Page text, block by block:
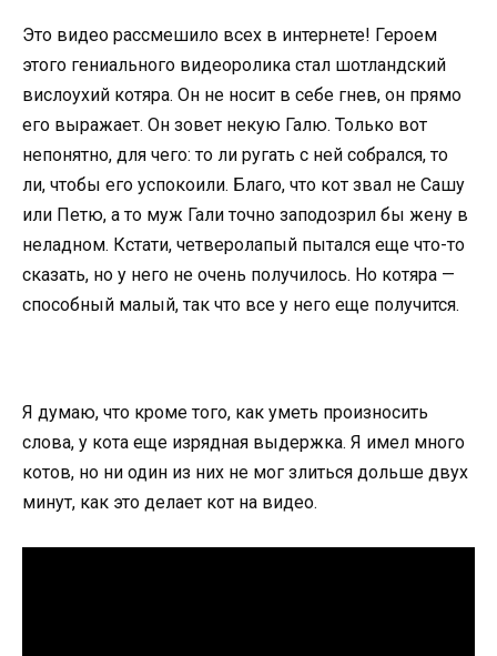
Это видео рассмешило всех в интернете! Героем
этого гениального видеоролика стал шотландский
вислоухий котяра. Он не носит в себе гнев, он прямо
его выражает. Он зовет некую Галю. Только вот
непонятно, для чего: то ли ругать с ней собрался, то
ли, чтобы его успокоили. Благо, что кот звал не Сашу
или Петю, а то муж Гали точно заподозрил бы жену в
неладном. Кстати, четверолапый пытался еще что-то
сказать, но у него не очень получилось. Но котяра —
способный малый, так что все у него еще получится.
Я думаю, что кроме того, как уметь произносить
слова, у кота еще изрядная выдержка. Я имел много
котов, но ни один из них не мог злиться дольше двух
минут, как это делает кот на видео.